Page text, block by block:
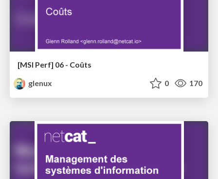
[MSI Perf] 06 - Coûts
glenux
0 170